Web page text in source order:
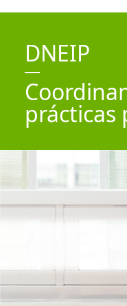
DNEIP
prácticas